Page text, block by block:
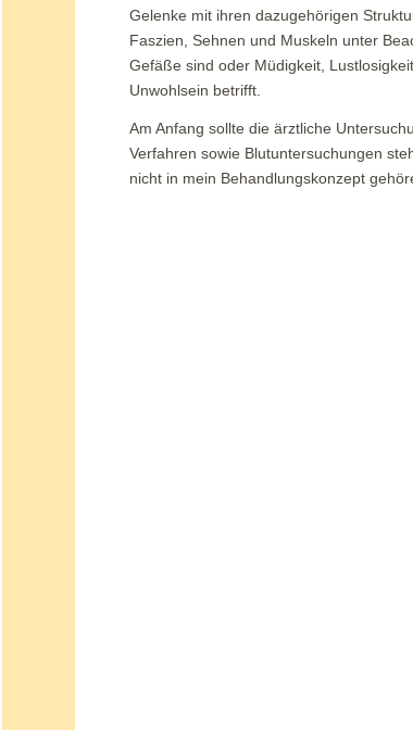
Gelenke mit ihren dazugehörigen
Faszien, Sehnen und Muskeln unter
Gefäße sind oder Müdigkeit,
Unwohlsein betrifft.
Am Anfang sollte die ärztliche
Verfahren sowie Blutuntersuchungen
nicht in mein Behandlungskonzept